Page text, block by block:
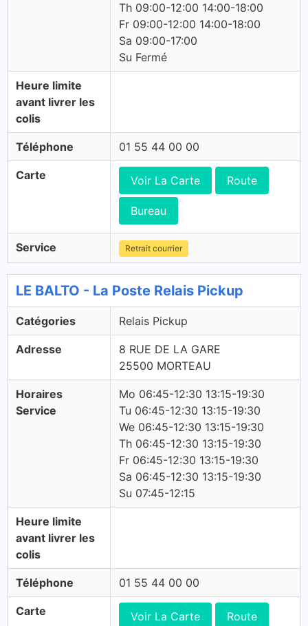
Th 09:00-12:00 14:00-18:00
Fr 09:00-12:00 14:00-18:00
Sa 09:00-17:00
Su Fermé
Heure limite
avant livrer les
colis
Téléphone 01 55 44 00 00
Carte Voir La Carte Route
Bureau
Service Retrait courrier
LE BALTO - La Poste Relais Pickup
Catégories Relais Pickup
Adresse
8 RUE DE LA GARE
25500 MORTEAU
Horaires
Service
Mo 06:45-12:30 13:15-19:30
Tu 06:45-12:30 13:15-19:30
We 06:45-12:30 13:15-19:30
Th 06:45-12:30 13:15-19:30
Fr 06:45-12:30 13:15-19:30
Sa 06:45-12:30 13:15-19:30
Su 07:45-12:15
Heure limite
avant livrer les
colis
Téléphone 01 55 44 00 00
Carte Voir La Carte Route